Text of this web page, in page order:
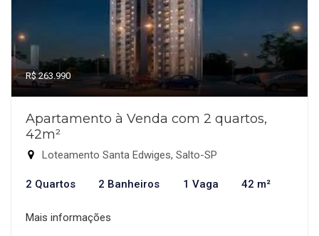
R$ 263.990
Apartamento à Venda com 2 quartos,
42m²
Loteamento Santa Edwiges, Salto-SP
2 Quartos 2 Banheiros 1 Vaga 42 m²
Mais informações